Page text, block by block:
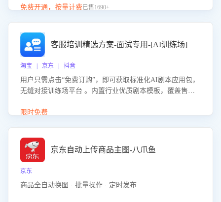
议，助力商家优化产品或服务，实现销售额的显著提升。
免费开通，按量计费已售1690+
客服培训精选方案-面试专用-[AI训练场]
淘宝 | 京东 | 抖音
用户只需点击“免费订购”，即可获取标准化AI剧本应用包，
无缝对接训练场平台 。内置行业优质剧本模板，覆盖售前
初始化时间，助力企业快速启动智能客服训练
限时免费
京东自动上传商品主图-八爪鱼
京东
商品全自动换图 · 批量操作 · 定时发布